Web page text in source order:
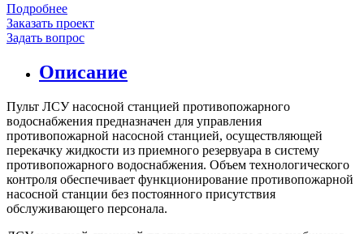
Подробнее
Заказать проект
Задать вопрос
Описание
Пульт ЛСУ насосной станцией противопожарного
водоснабжения предназначен для управления
противопожарной насосной станцией, осуществляющей
перекачку жидкости из приемного резервуара в систему
противопожарного водоснабжения. Объем технологического
контроля обеспечивает функционирование противопожарной
насосной станции без постоянного присутствия
обслуживающего персонала.